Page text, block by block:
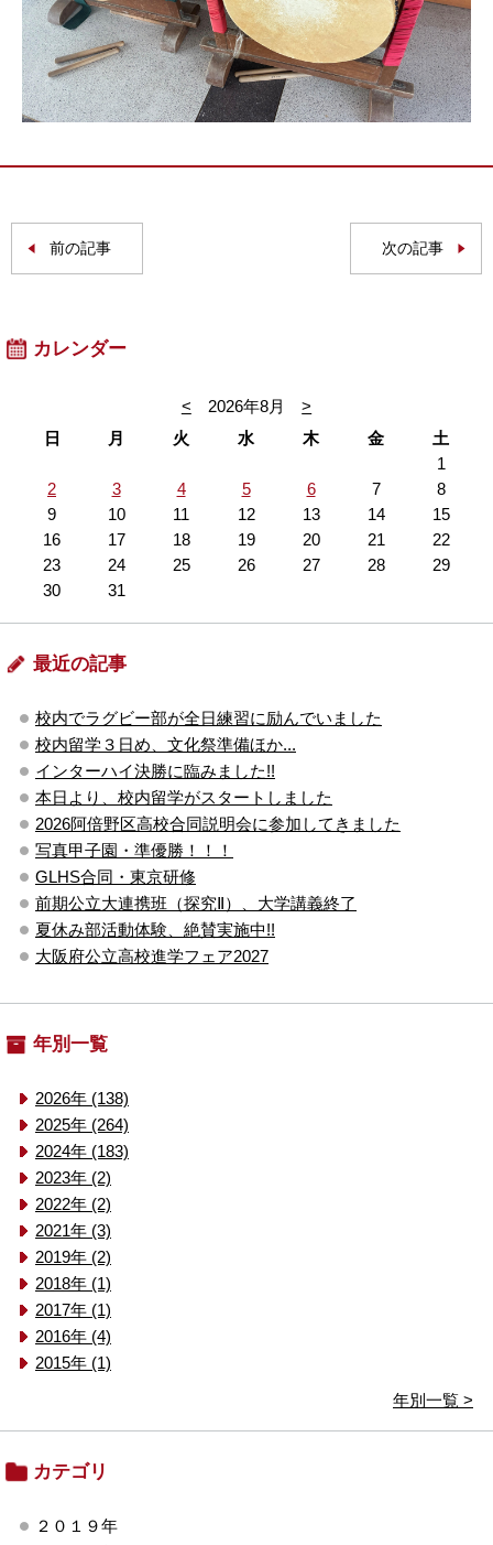
前の記事 次の記事
カレンダー
< 2026年8月
>
日
月 火 水 木 金
土
1
2
3 4 5 6 7
8
9
10 11 12 13 14
15
16
17 18 19 20 21
22
23
24 25 26 27 28
29
30
31
最近の記事
校内でラグビー部が全日練習に励んでいました
校内留学３日め、文化祭準備ほか...
インターハイ決勝に臨みました!!
本日より、校内留学がスタートしました
2026阿倍野区高校合同説明会に参加してきました
写真甲子園・準優勝！！！
GLHS合同・東京研修
前期公立大連携班（探究Ⅱ）、大学講義終了
夏休み部活動体験、絶賛実施中!!
大阪府公立高校進学フェア2027
年別一覧
2026年 (138)
2025年 (264)
2024年 (183)
2023年 (2)
2022年 (2)
2021年 (3)
2019年 (2)
2018年 (1)
2017年 (1)
2016年 (4)
2015年 (1)
年別一覧 >
カテゴリ
２０１９年